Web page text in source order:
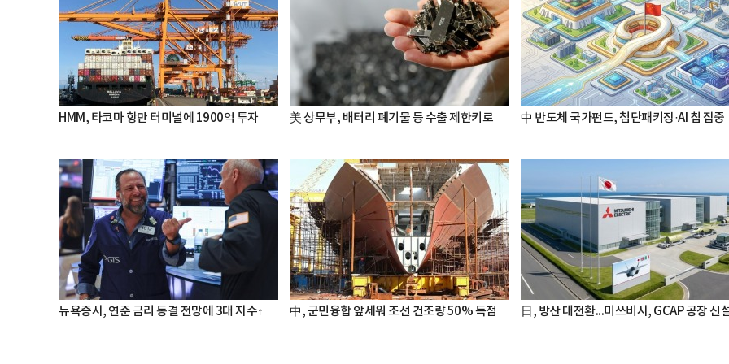
HMM, 타코마 항만 터미널에 1900억 투자 美 상무부, 배터리 폐기물 등 수출 제한키로 中 반도체 국가펀드, 첨단패키징·AI 칩 집중
뉴욕증시, 연준 금리 동결 전망에 3대 지수↑ 中, 군민융합 앞세워 조선 건조량 50% 독점 日, 방산 대전환...미쓰비시, GCAP 공장 신